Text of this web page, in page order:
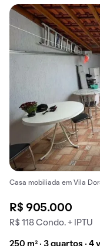
Casa mobiliada em Vila
R$ 905.000
R$ 118 Condo. + IPTU